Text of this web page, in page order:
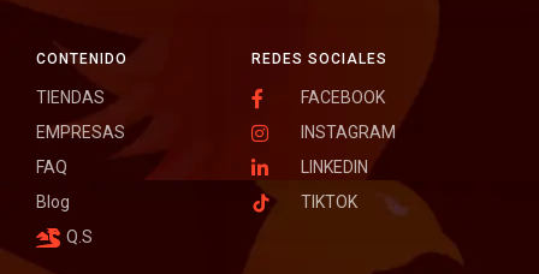
REDES SOCIALES
FACEBOOK
INSTAGRAM
LINKEDIN
TIKTOK
CONTENIDO
TIENDAS
EMPRESAS
FAQ
Blog
Q.S